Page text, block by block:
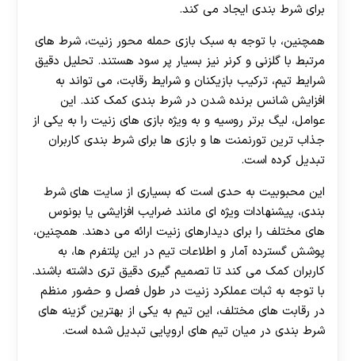
برای شرط بندی ایجاد می کند.
همچنین، با توجه به سبک بازی حمله محور زنیت، شرط های
مرتبط با گلزنی و کرنر نیز بسیار پر سود هستند. تحلیل دقیق
شرایط تیم، ترکیب بازیکنان و شرایط رقابت، می تواند به
افزایش شانس برنده شدن در شرط بندی کمک کند. این
عوامل، لیگ برتر روسیه و به ویژه بازی های زنیت را به یکی از
جذاب ترین تورنمنت ها و بازی ها برای شرط بندی کاربران
تبدیل کرده است.
این محبوبیت به حدی است که بسیاری از سایت های شرط
بندی، پیشنهادات ویژه ای مانند ضرایب افزایشی یا بونوس
های مختلف را برای دیدارهای زنیت ارائه می دهند. همچنین،
پوشش گسترده آمار و اطلاعات تیم در این پلتفرم ها، به
کاربران کمک می کند تا تصمیم گیری دقیق تری داشته باشند.
با توجه به ثبات عملکرد زنیت در طول فصل و حضور منظم
در رقابت های مختلف، این تیم به یکی از بهترین گزینه های
شرط بندی در میان تیم های اروپایی تبدیل شده است.